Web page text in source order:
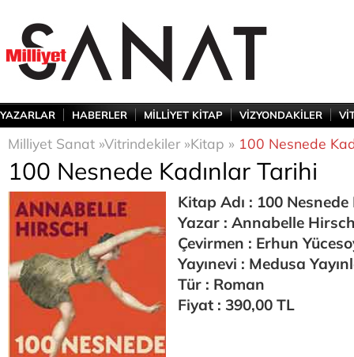
YAZARLAR HABERLER MİLLİYET KİTAP VİZYONDAKİLER
Milliyet Sanat »Vitrindekiler »Kitap » 100 Nesnede
100 Nesnede Kadınlar Tarihi
Kitap Adı : 100
Yazar : Annabelle
Çevirmen : Erhun
Yayınevi : Medusa
Tür : Roman
Fiyat : 390,00 TL